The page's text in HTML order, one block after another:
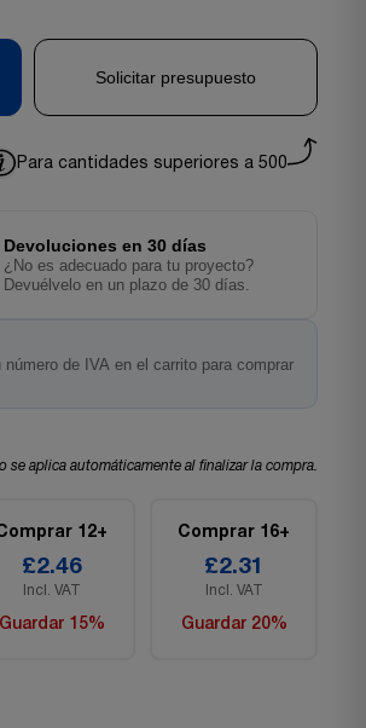
Solicitar presupuesto
Para cantidades superiores a 500
Devoluciones en 30 días
¿No es adecuado para tu proyecto?
Devuélvelo en un plazo de 30 días.
de IVA en el carrito para comprar
se aplica automáticamente al finalizar la compra.
12+
£2.46
Incl. VAT
Guardar 15%
Comprar 16+
£2.31
Incl. VAT
Guardar 20%